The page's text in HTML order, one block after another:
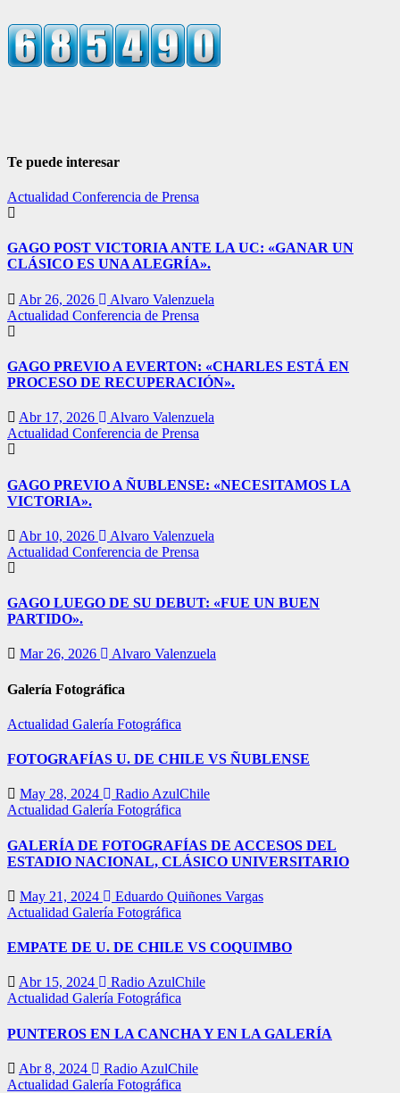
Te puede interesar
Actualidad Conferencia de Prensa
GAGO POST VICTORIA ANTE LA UC: «GANAR UN
CLÁSICO ES UNA ALEGRÍA».
Abr 26, 2026
Alvaro Valenzuela
Actualidad Conferencia de Prensa
GAGO PREVIO A EVERTON: «CHARLES ESTÁ EN
PROCESO DE RECUPERACIÓN».
Abr 17, 2026
Alvaro Valenzuela
Actualidad Conferencia de Prensa
GAGO PREVIO A ÑUBLENSE: «NECESITAMOS LA
VICTORIA».
Abr 10, 2026
Alvaro Valenzuela
Actualidad Conferencia de Prensa
GAGO LUEGO DE SU DEBUT: «FUE UN BUEN
PARTIDO».
Mar 26, 2026 Alvaro Valenzuela
Galería Fotográfica
Actualidad Galería Fotográfica
FOTOGRAFÍAS U. DE CHILE VS ÑUBLENSE
May 28, 2024
Radio AzulChile
Actualidad Galería Fotográfica
GALERÍA DE FOTOGRAFÍAS DE ACCESOS DEL
ESTADIO NACIONAL, CLÁSICO UNIVERSITARIO
May 21, 2024
Eduardo Quiñones Vargas
Actualidad Galería Fotográfica
EMPATE DE U. DE CHILE VS COQUIMBO
Abr 15, 2024
Radio AzulChile
Actualidad Galería Fotográfica
PUNTEROS EN LA CANCHA Y EN LA GALERÍA
Abr 8, 2024
Radio AzulChile
Actualidad Galería Fotográfica